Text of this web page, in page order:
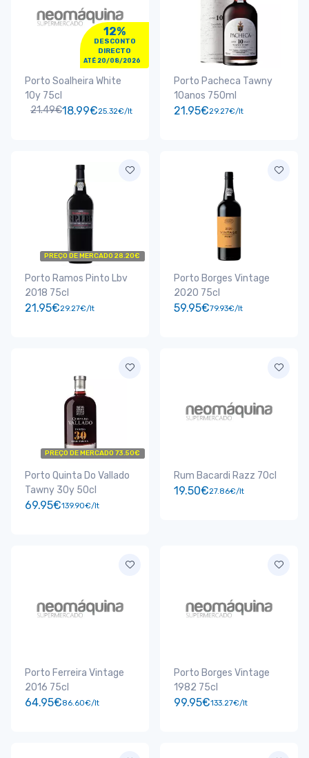
12%
DESCONTO
DIRECTO
ATÉ 20/08/2026
Porto Soalheira White
10y 75cl
21.49€18.99€25.32€/lt
Porto Pacheca Tawny
10anos 750ml
21.95€29.27€/lt
PREÇO DE MERCADO 28.20€
Porto Ramos Pinto Lbv
2018 75cl
21.95€29.27€/lt
Porto Borges Vintage
2020 75cl
59.95€79.93€/lt
PREÇO DE MERCADO 73.50€
Porto Quinta Do Vallado
Tawny 30y 50cl
69.95€139.90€/lt
Rum Bacardi Razz 70cl
19.50€27.86€/lt
Porto Ferreira Vintage
2016 75cl
64.95€86.60€/lt
Porto Borges Vintage
1982 75cl
99.95€133.27€/lt